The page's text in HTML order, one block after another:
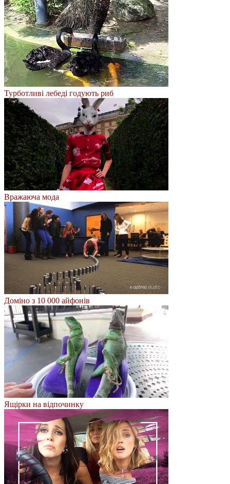
Турботливі лебеді годують риб
Вражаюча мода
Доміно з 10 000 айфонів
Ящірки на відпочинку